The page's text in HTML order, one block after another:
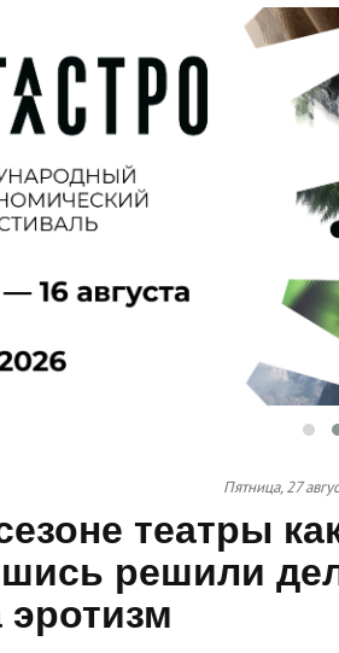
Пятница, 27
театры
решили
эротизм